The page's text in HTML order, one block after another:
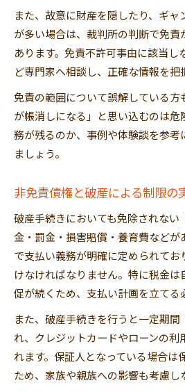
また、故意に財産を隠したり、ギ
が多い場合は、裁判所の判断で免責
あります。免責不許可事由に該当
ど専門家へ相談し、正確な情報を把
免責の範囲について誤解している方
が帳消しになる」と思い込むのは
務が残るのか、事例や体験談を参
ましょう。
非免責債権と破産による制限の
破産手続きにおいても免除されない
金・罰金・損害賠償・養育費などが
で支払い義務が明確に定められて
けなければなりません。特に税金
促が続くため、支払い計画を立てる
また、破産手続きを行うと一定期
れ、クレジットカードやローンの利
れます。保証人となっている場合は
ため、家族や親族への影響も考慮し